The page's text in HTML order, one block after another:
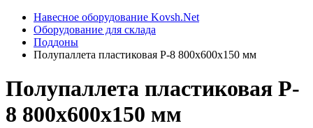
Навесное оборудование Kovsh.Net
Оборудование для склада
Поддоны
Полупаллета пластиковая P-8 800х600х150 мм
Полупаллета пластиковая P-
8 800х600х150 мм